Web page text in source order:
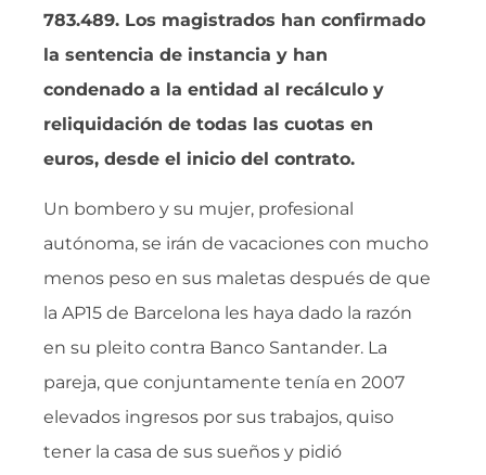
783.489. Los magistrados han confirmado
la sentencia de instancia y han
condenado a la entidad al recálculo y
reliquidación de todas las cuotas en
euros, desde el inicio del contrato.
Un bombero y su mujer, profesional
autónoma, se irán de vacaciones con mucho
menos peso en sus maletas después de que
la AP15 de Barcelona les haya dado la razón
en su pleito contra Banco Santander. La
pareja, que conjuntamente tenía en 2007
elevados ingresos por sus trabajos, quiso
tener la casa de sus sueños y pidió